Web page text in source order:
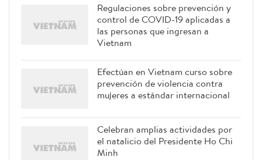
Regulaciones sobre prevención y
control de COVID-19 aplicadas a
las personas que ingresan a
Vietnam
Efectúan en Vietnam curso sobre
prevención de violencia contra
mujeres a estándar internacional
Celebran amplias actividades por
el natalicio del Presidente Ho Chi
Minh